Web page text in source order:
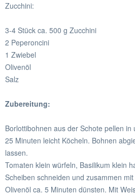
Zucchini:
3-4 Stück ca. 500 g Zucchini
2 Peperoncini
1 Zwiebel
Olivenöl
Salz
Zubereitung:
Borlottibohnen aus der Schote pellen in
25 Minuten leicht Köcheln. Bohnen
lassen.
Tomaten klein würfeln, Basilikum klein
Scheiben schneiden und zusammen
Olivenöl ca. 5 Minuten dünsten. Mit